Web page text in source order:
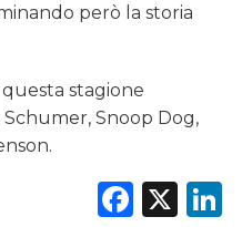
però la storia
stagione
Snoop Dog,
X